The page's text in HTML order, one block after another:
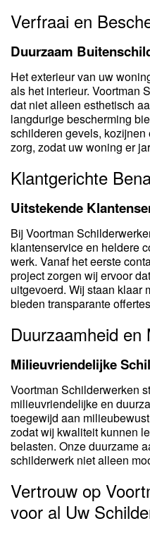
Verfraai en
Duurzaam
Het exterieur van uw
als het interieur. Voortman
dat niet alleen esthetisch
langdurige bescherming
schilderen gevels,
zorg, zodat uw woning er
Klantgerichte
Uitstekende
Bij Voortman
klantenservice en heldere
werk. Vanaf het eerste
project zorgen wij ervoor
uitgevoerd. Wij staan klaar
bieden transparante
Duurzaamheid en
Milieuvriendelijke
Voortman Schilderwerken
milieuvriendelijke en
toegewijd aan
zodat wij kwaliteit kunnen
belasten. Onze duurzame
schilderwerk niet alleen
Vertrouw op
voor al Uw